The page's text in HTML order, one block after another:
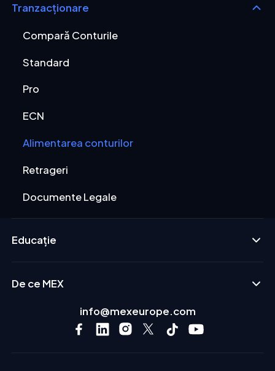
Tranzacționare
Compară Conturile
Standard
Pro
ECN
Alimentarea conturilor
Retrageri
Documente Legale
Educație
De ce MEX
info@mexeurope.com